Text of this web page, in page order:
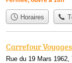
Horaires
Carrefour
Rue du 19 Mars 1962,